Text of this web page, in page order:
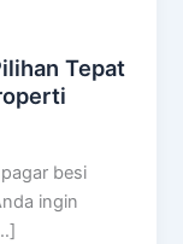
Tepat
besi
ingin